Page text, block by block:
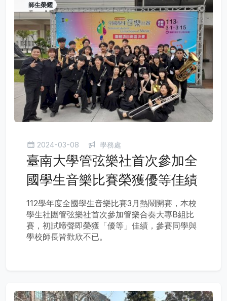
師生榮耀
2024-03-08 學務處
臺南大學管弦樂社首次參加全
國學生音樂比賽榮獲優等佳績
112學年度全國學生音樂比賽3月熱鬧開賽，本校
學生社團管弦樂社首次參加管樂合奏大專B組比
賽，初試啼聲即榮獲「優等」佳績，參賽同學與
學校師長皆歡欣不已。